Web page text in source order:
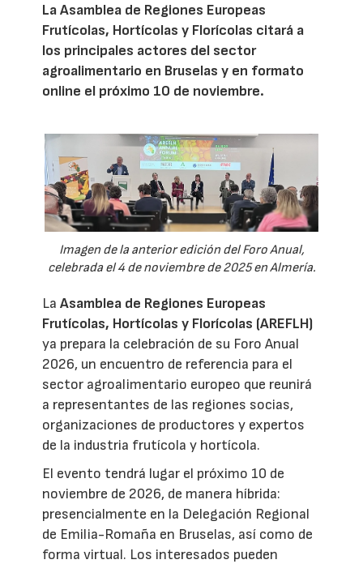
La Asamblea de Regiones Europeas
Frutícolas, Hortícolas y Florícolas citará a
los principales actores del sector
agroalimentario en Bruselas y en formato
online el próximo 10 de noviembre.
Imagen de la anterior edición del Foro Anual,
celebrada el 4 de noviembre de 2025 en Almería.
LaAsamblea de Regiones Europeas
Frutícolas, Hortícolas y Florícolas (AREFLH)
ya prepara la celebración de su Foro Anual
2026, un encuentro de referencia para el
sector agroalimentario europeo que reunirá
a representantes de las regiones socias,
organizaciones de productores y expertos
de la industria frutícola y hortícola.
El evento tendrá lugar el próximo 10 de
noviembre de 2026, de manera híbrida:
presencialmente en la Delegación Regional
de Emilia-Romaña en Bruselas, así como de
forma virtual. Los interesados pueden